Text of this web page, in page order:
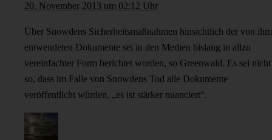
20. November 2013 um 02:12 Uhr
Über Snowdens Sicherheitsmaßnahmen hinsichtlich der von ihm
entwendeten Dokumente sei in den Medien bislang in allzu
vereinfachter Form berichtet worden, so Greenwald. Es sei nicht
so, dass im Falle von Snowdens Tod alle Dokumente
veröffentlicht würden, „es ist stärker nuanciert“.